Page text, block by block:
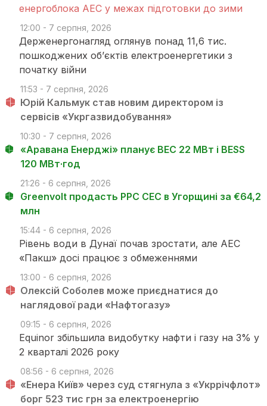
енергоблока АЕС у межах підготовки до зими
12:00 - 7 серпня, 2026
Держенергонагляд оглянув понад 11,6 тис.
пошкоджених об’єктів електроенергетики з
початку війни
11:53 - 7 серпня, 2026
Юрій Кальмук став новим директором із
сервісів «Укргазвидобування»
10:30 - 7 серпня, 2026
«Аравана Енерджі» планує ВЕС 22 МВт і BESS
120 МВт·год
21:26 - 6 серпня, 2026
Greenvolt продасть PPC СЕС в Угорщині за €64,2
млн
15:44 - 6 серпня, 2026
Рівень води в Дунаї почав зростати, але АЕС
«Пакш» досі працює з обмеженнями
13:00 - 6 серпня, 2026
Олексій Соболев може приєднатися до
наглядової ради «Нафтогазу»
09:15 - 6 серпня, 2026
Equinor збільшила видобутку нафти і газу на 3% у
2 кварталі 2026 року
08:56 - 6 серпня, 2026
«Енера Київ» через суд стягнула з «Укррічфлот»
борг 523 тис грн за електроенергію